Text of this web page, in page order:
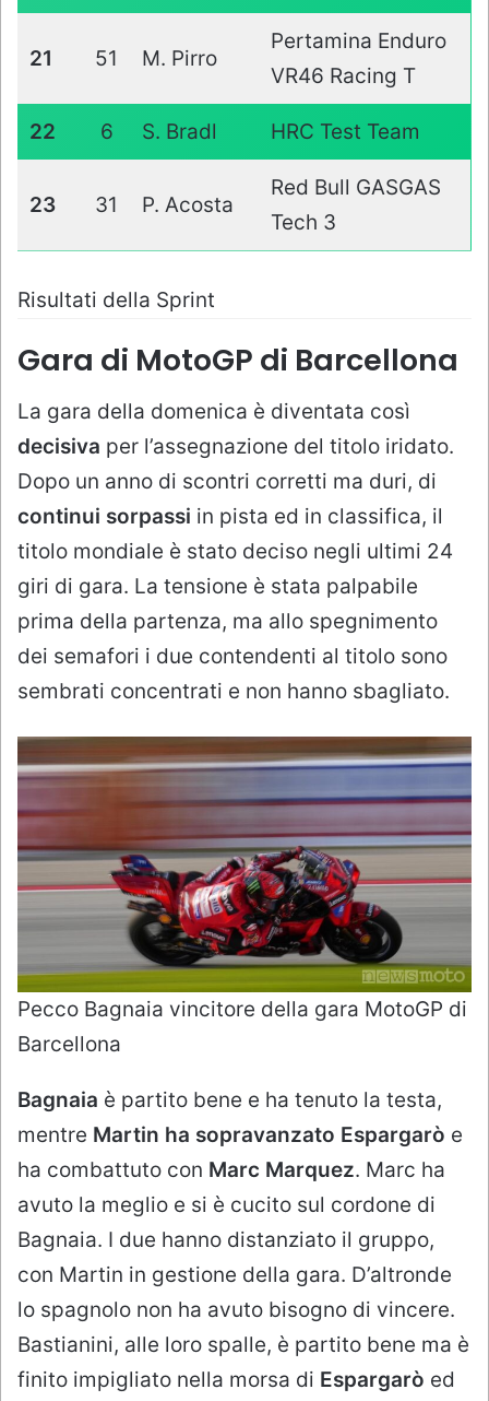
21 51 M. Pirro
Pertamina Enduro
VR46 Racing T
22 6 S. Bradl HRC Test Team
23 31 P. Acosta
Red Bull GASGAS
Tech 3
Risultati della Sprint
Gara di MotoGP di Barcellona
La gara della domenica è diventata così
decisiva per l’assegnazione del titolo iridato.
Dopo un anno di scontri corretti ma duri, di
continui sorpassi in pista ed in classifica, il
titolo mondiale è stato deciso negli ultimi 24
giri di gara. La tensione è stata palpabile
prima della partenza, ma allo spegnimento
dei semafori i due contendenti al titolo sono
sembrati concentrati e non hanno sbagliato.
Pecco Bagnaia vincitore della gara MotoGP di
Barcellona
Bagnaia è partito bene e ha tenuto la testa,
mentre Martin ha sopravanzato Espargarò e
ha combattuto con Marc Marquez. Marc ha
avuto la meglio e si è cucito sul cordone di
Bagnaia. I due hanno distanziato il gruppo,
con Martin in gestione della gara. D’altronde
lo spagnolo non ha avuto bisogno di vincere.
Bastianini, alle loro spalle, è partito bene ma è
finito impigliato nella morsa di Espargarò ed